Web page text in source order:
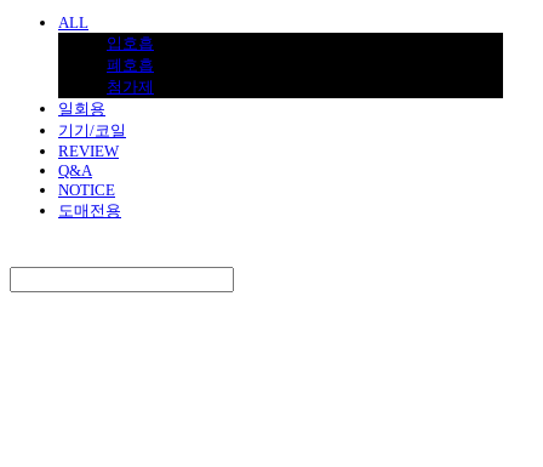
ALL
입호흡
폐호흡
첨가제
일회용
기기/코일
REVIEW
Q&A
NOTICE
도매전용